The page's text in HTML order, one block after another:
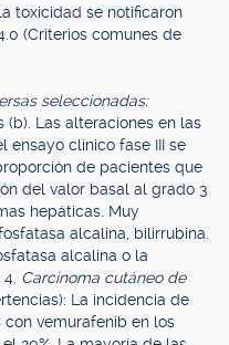
toxicidad se notificaron
(Criterios comunes de
seleccionadas:
Las alteraciones en las
ensayo clínico fase III se
de pacientes que
del valor basal al grado 3
hepáticas. Muy
alcalina, bilirrubina.
alcalina o la
Carcinoma cutáneo de
La incidencia de
vemurafenib en los